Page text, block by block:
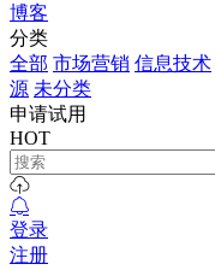
博客
分类
全部 市场营销 信息技术
源 未分类
申请试用
HOT
登录
注册